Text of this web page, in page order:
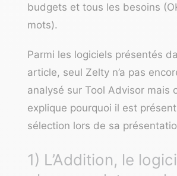
budgets et tous les besoins
mots).
Parmi les logiciels présentés
article, seul Zelty n’a pas
analysé sur Tool Advisor mais
explique pourquoi il est
sélection lors de sa
1) L’Addition, le